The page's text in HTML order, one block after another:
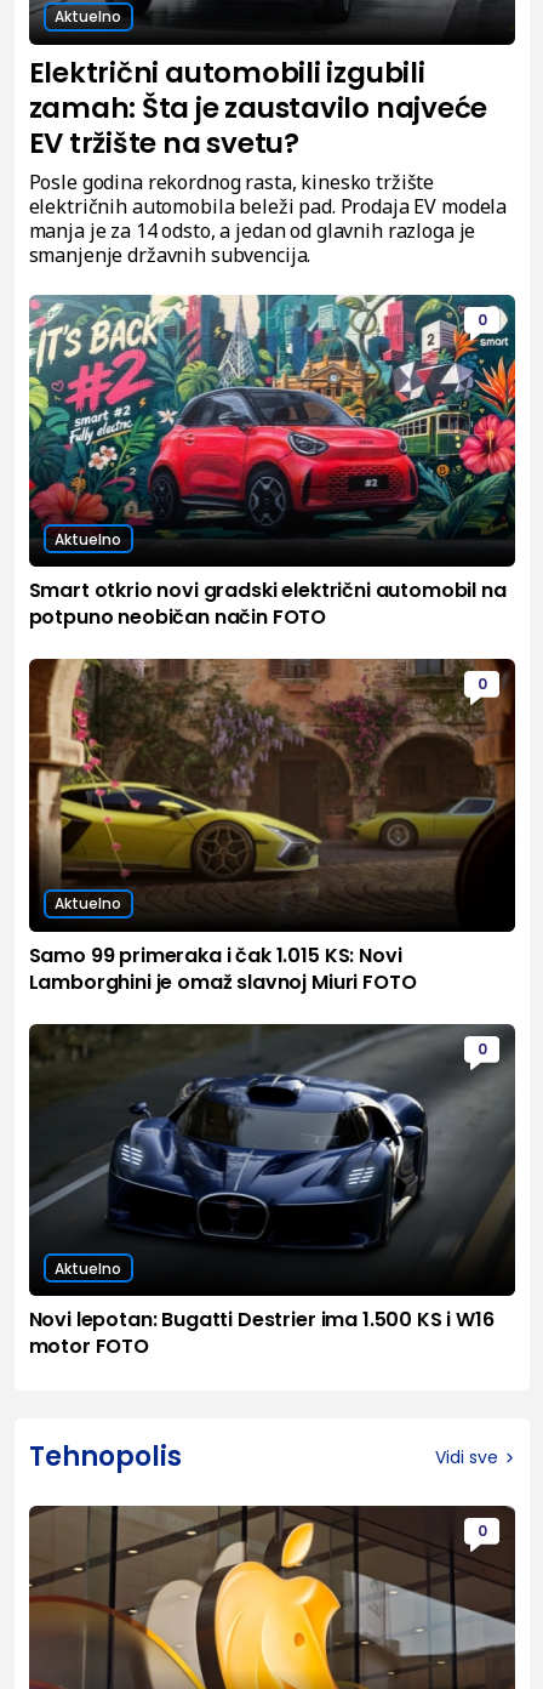
Aktuelno
Električni automobili izgubili
zamah: Šta je zaustavilo najveće
EV tržište na svetu?
Posle godina rekordnog rasta, kinesko tržište
električnih automobila beleži pad. Prodaja EV modela
manja je za 14 odsto, a jedan od glavnih razloga je
smanjenje državnih subvencija.
0
Aktuelno
Smart otkrio novi gradski električni automobil na
potpuno neobičan način FOTO
0
Aktuelno
Samo 99 primeraka i čak 1.015 KS: Novi
Lamborghini je omaž slavnoj Miuri FOTO
0
Aktuelno
Novi lepotan: Bugatti Destrier ima 1.500 KS i W16
motor FOTO
Tehnopolis Vidi sve
0